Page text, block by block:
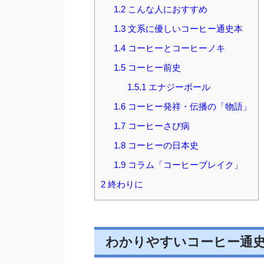
1.2 こんな人におすすめ
1.3 文系に優しいコーヒー通史本
1.4 コーヒーとコーヒーノキ
1.5 コーヒー前史
1.5.1 エナジーボール
1.6 コーヒー発祥・伝播の「物語」
1.7 コーヒーさび病
1.8 コーヒーの日本史
1.9 コラム「コーヒーブレイク」
2終わりに
わかりやすいコーヒー通